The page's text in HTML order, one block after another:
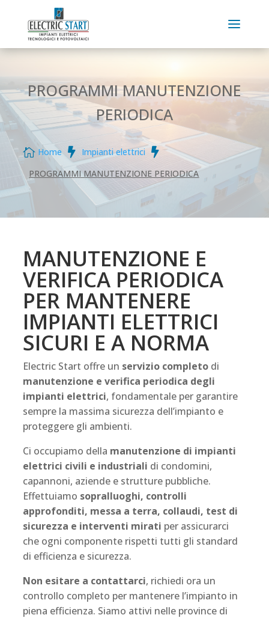
PROGRAMMI MANUTENZIONE
PERIODICA
 Home  Impianti elettrici 
PROGRAMMI MANUTENZIONE PERIODICA
MANUTENZIONE E
VERIFICA PERIODICA
PER MANTENERE
IMPIANTI ELETTRICI
SICURI E A NORMA
Electric Start offre un servizio completo di
manutenzione e verifica periodica degli
impianti elettrici, fondamentale per garantire
sempre la massima sicurezza dell’impianto e
proteggere gli ambienti.
Ci occupiamo della manutenzione di impianti
elettrici civili e industriali di condomini,
capannoni, aziende e strutture pubbliche.
Effettuiamo sopralluoghi, controlli
approfonditi, messa a terra, collaudi, test di
sicurezza e interventi mirati per assicurarci
che ogni componente rispetti tutti gli standard
di efficienza e sicurezza.
Non esitare a contattarci, richiedi ora un
controllo completo per mantenere l’impianto in
piena efficienza. Siamo attivi nelle province di